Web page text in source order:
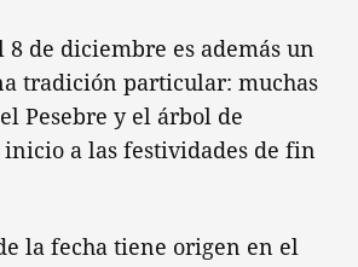
de diciembre es además un
tradición particular: muchas
Pesebre y el árbol de
a las festividades de fin
la fecha tiene origen en el